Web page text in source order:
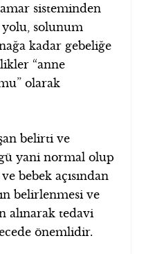
sisteminden
solunum
kadar gebeliğe
“anne
olarak
belirti ve
yani normal olup
bebek açısından
belirlenmesi ve
alınarak tedavi
önemlidir.